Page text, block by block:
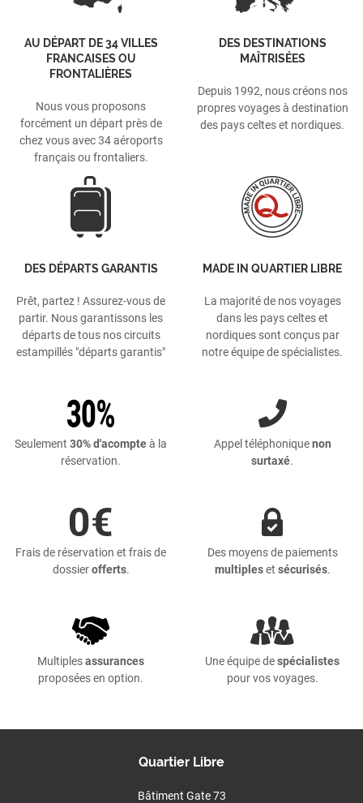
AU DÉPART DE 34 VILLES
FRANCAISES OU
FRONTALIÈRES
Nous vous proposons
forcément un départ près de
chez vous avec 34 aéroports
français ou frontaliers.
DES DESTINATIONS
MAÎTRISÉES
Depuis 1992, nous créons nos
propres voyages à destination
des pays celtes et nordiques.
DES DÉPARTS GARANTIS
Prêt, partez ! Assurez-vous de
partir. Nous garantissons les
départs de tous nos circuits
estampillés "départs garantis"
MADE IN QUARTIER LIBRE
La majorité de nos voyages
dans les pays celtes et
nordiques sont conçus par
notre équipe de spécialistes.
Seulement 30% d'acompteà la
réservation.
Appel téléphoniquenon
surtaxé.
Frais de réservation et frais de
dossierofferts.
Des moyens de paiements
multipleset sécurisés.
Multiplesassurances
proposées en option.
Une équipe despécialistes
pour vos voyages.
Quartier Libre
Bâtiment Gate 73